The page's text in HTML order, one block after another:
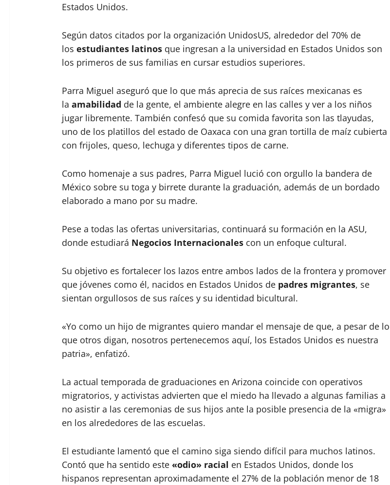
Estados Unidos.
Según datos citados por la organización UnidosUS, alrededor del 70% de
los estudiantes latinosque ingresan a la universidad en Estados Unidos son
los primeros de sus familias en cursar estudios superiores.
Parra Miguel aseguró que lo que más aprecia de sus raíces mexicanas es
la amabilidad de la gente, el ambiente alegre en las calles y ver a los niños
jugar libremente. También confesó que su comida favorita son las tlayudas,
uno de los platillos del estado de Oaxaca con una gran tortilla de maíz cubierta
con frijoles, queso, lechuga y diferentes tipos de carne.
Como homenaje a sus padres, Parra Miguel lució con orgullo la bandera de
México sobre su toga y birrete durante la graduación, además de un bordado
elaborado a mano por su madre.
Pese a todas las ofertas universitarias, continuará su formación en la ASU,
donde estudiará Negocios Internacionalescon un enfoque cultural.
Su objetivo es fortalecer los lazos entre ambos lados de la frontera y promover
que jóvenes como él, nacidos en Estados Unidos de padres migrantes, se
sientan orgullosos de sus raíces y su identidad bicultural.
«Yo como un hijo de migrantes quiero mandar el mensaje de que, a pesar de lo
que otros digan, nosotros pertenecemos aquí, los Estados Unidos es nuestra
patria», enfatizó.
La actual temporada de graduaciones en Arizona coincide con operativos
migratorios, y activistas advierten que el miedo ha llevado a algunas familias a
no asistir a las ceremonias de sus hijos ante la posible presencia de la «migra»
en los alrededores de las escuelas.
El estudiante lamentó que el camino siga siendo difícil para muchos latinos.
Contó que ha sentido este «odio» racial en Estados Unidos, donde los
hispanos representan aproximadamente el 27% de la población menor de 18